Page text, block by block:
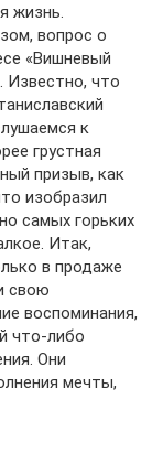
жизнь.
вопрос о
«Вишневый
Известно, что
к
грустная
призыв, как
изобразил
самых горьких
Итак,
в продаже
свою
воспоминания,
что-либо
Они
мечты,